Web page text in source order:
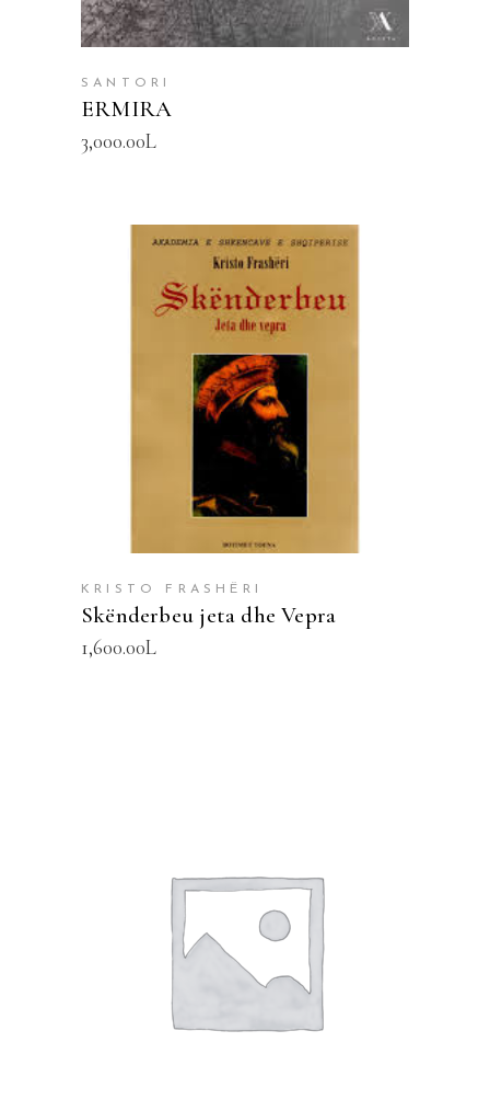
SANTORI
ERMIRA
3,000.00L
SHTOJE NË SHPORTË
KRISTO FRASHËRI
Skënderbeu jeta dhe Vepra
1,600.00L
SHTOJE NË SHPORTË